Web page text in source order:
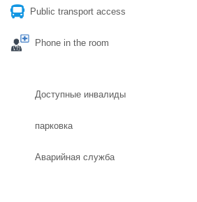
Public transport access
Phone in the room
Доступные инвалиды
парковка
Аварийная служба